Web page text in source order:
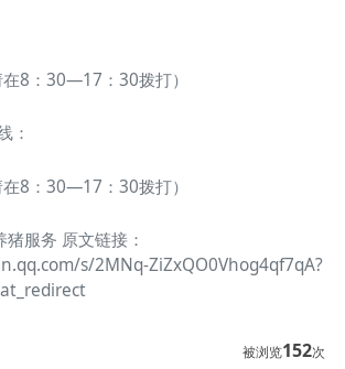
8：30—17：30拨打）
：
8：30—17：30拨打）
服务 原文链接：
s/2MNq-ZiZxQO0Vhog4qf7qA?
被浏览152次